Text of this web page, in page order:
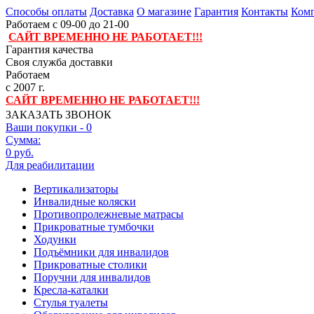
Способы оплаты Доставка О магазине Гарантия Контакты
Работаем с 09-00 до 21-00
САЙТ ВРЕМЕННО НЕ РАБОТАЕТ!!!
Гарантия качества
Своя служба доставки
Работаем
с 2007 г.
САЙТ ВРЕМЕННО НЕ РАБОТАЕТ!!!
ЗАКАЗАТЬ ЗВОНОК
Ваши покупки - 0
Сумма:
0 руб.
Для реабилитации
Вертикализаторы
Инвалидные коляски
Противопролежневые матрасы
Прикроватные тумбочки
Ходунки
Подъёмники для инвалидов
Прикроватные столики
Поручни для инвалидов
Кресла-каталки
Стулья туалеты